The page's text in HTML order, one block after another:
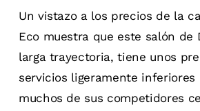
Un vistazo a los precios de la
Eco muestra que este salón de
larga trayectoria, tiene unos
servicios ligeramente inferiores
muchos de sus competidores